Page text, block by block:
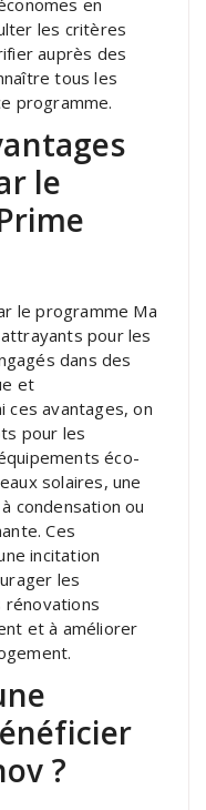
les critères
auprès des
tous les
programme.
le
le programme Ma
pour les
dans des
et
ces avantages, on
pour les
éco-
solaires, une
condensation ou
Ces
incitation
les
rénovations
et à améliorer
?